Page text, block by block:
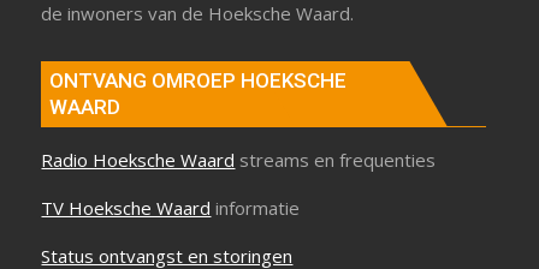
de inwoners van de Hoeksche Waard.
ONTVANG OMROEP HOEKSCHE
WAARD
Radio Hoeksche Waard streams en frequenties
TV Hoeksche Waard informatie
Status ontvangst en storingen